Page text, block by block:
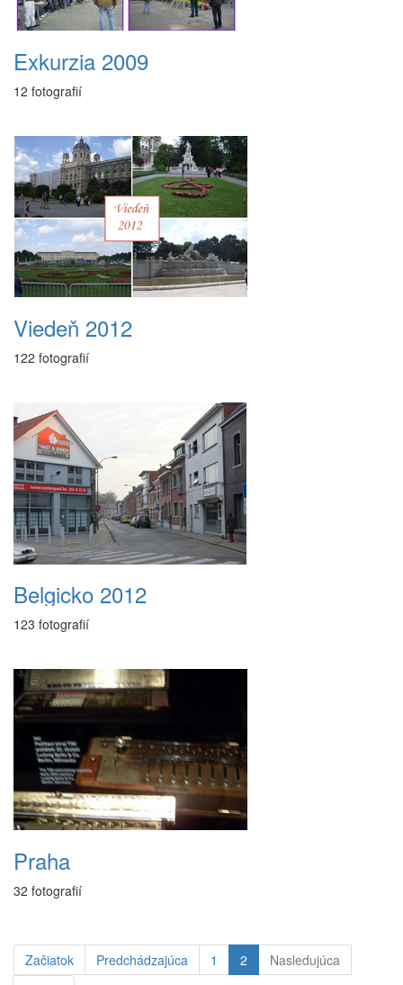
Exkurzia 2009
12 fotografií
Viedeň 2012
122 fotografií
Belgicko 2012
123 fotografií
Praha
32 fotografií
Začiatok Predchádzajúca 1 2
Nasledujúca